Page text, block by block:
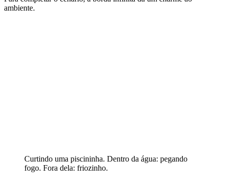
ambiente.
Curtindo uma piscininha. Dentro da água: pegando
fogo. Fora dela: friozinho.